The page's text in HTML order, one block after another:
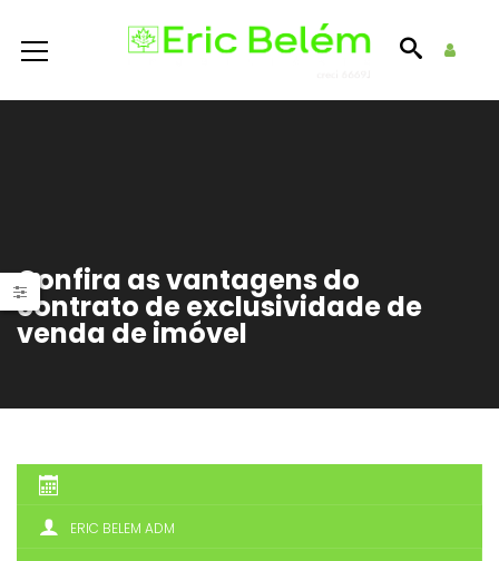
Confira as vantagens do
contrato de exclusividade de
venda de imóvel
ERIC BELEM ADM